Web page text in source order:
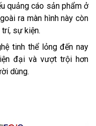
quảng cáo sản phẩm ở
ra màn hình này còn
sự kiện.
tinh thể lỏng đến nay
đại và vượt trội hơn
dùng.